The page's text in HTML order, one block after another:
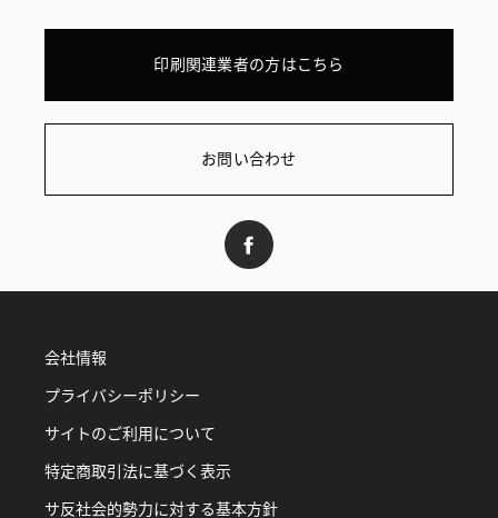
印刷関連業者の方はこちら
お問い合わせ
会社情報
プライバシーポリシー
サイトのご利用について
特定商取引法に基づく表示
サ反社会的勢力に対する基本方針